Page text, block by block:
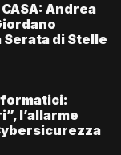
CASA: Andrea
di Stelle
l’allarme